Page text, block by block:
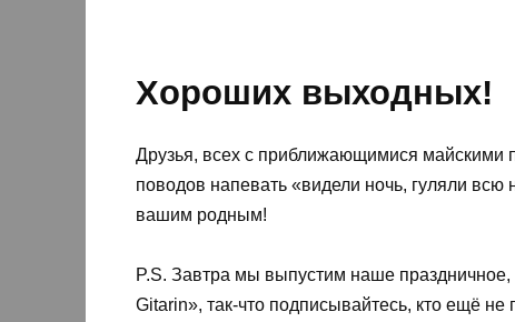
Хороших выходных!
Друзья, всех с приближающимися майскими
поводов напевать «видели ночь, гуляли всю
вашим родным!
P.S. Завтра мы выпустим наше
Gitarin», так-что подписывайтесь, кто ещё